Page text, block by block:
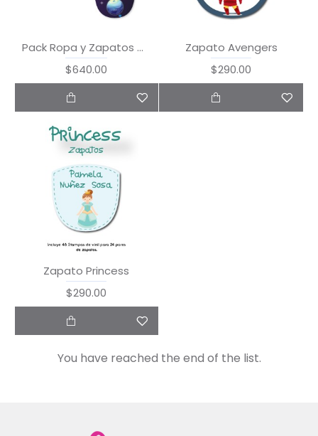
Pack Ropa y Zapatos Outer Space
$640.00
Zapato Avengers
$290.00
Zapato Princess
$290.00
You have reached the end of the list.